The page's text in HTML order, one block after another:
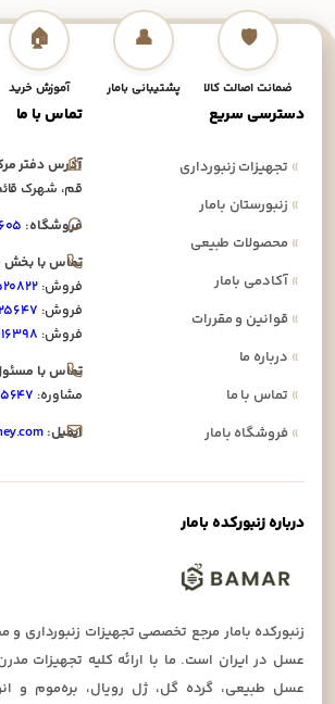
🛡️
ضمانت اصالت کالا
👤
پشتیبانی بامار
🏠
آموزش خرید
دسترسی سریع
»تجهیزات زنبورداری
»زنبورستان بامار
»محصولات طبیعی
»آکادمی بامار
»قوانین و مقررات
»درباره ما
»تماس با ما
»فروشگاه بامار
تماس با ما
آدرس دفتر
قم، شهرک
فروشگاه:
تماس با
فروش:
فروش:
فروش:
تماس با
مشاوره:
ایمیل:
درباره زنبورکده بامار
زنبورکده بامار مرجع تخصصی تجهیزات زنبورداری و
عسل در ایران است. ما با ارائه کلیه تجهیزات
عسل طبیعی، گرده گل، ژل رویال، بره‌موم و